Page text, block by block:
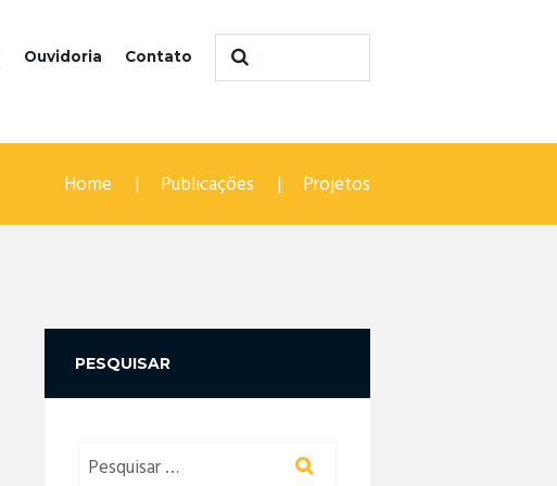
Ouvidoria Contato
Home Publicações Projetos
PESQUISAR